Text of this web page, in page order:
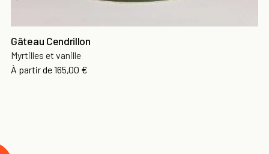
Gâteau Cendrillon
Myrtilles et vanille
À partir de165,00 €